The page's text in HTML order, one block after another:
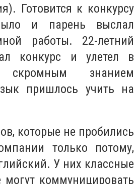
Готовится к конкурсу
и парень выслал
работы. 22-летний
конкурс и улетел в
знанием
пришлось учить на
которые не пробились
только потому,
У них классные
коммуницировать